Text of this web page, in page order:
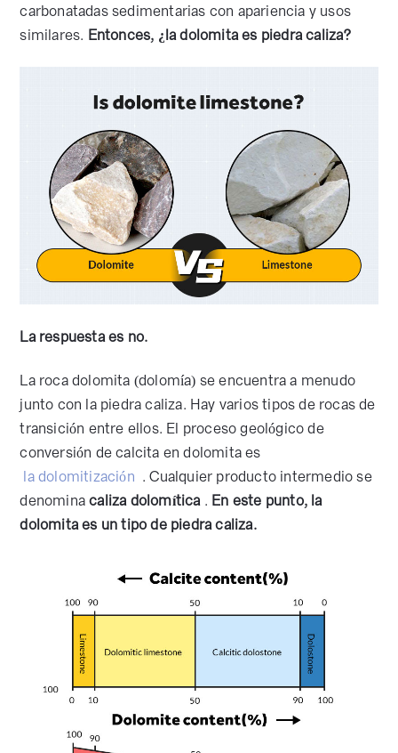
carbonatadas sedimentarias con apariencia y usos
similares. Entonces, ¿la dolomita es piedra caliza?
La respuesta es no.
La roca dolomita (dolomía) se encuentra a menudo
junto con la piedra caliza. Hay varios tipos de rocas de
transición entre ellos. El proceso geológico de
conversión de calcita en dolomita es
la dolomitización . Cualquier producto intermedio se
denominacaliza dolomítica. En este punto, la
dolomita es un tipo de piedra caliza.